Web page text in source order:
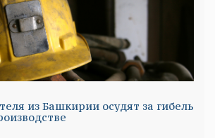
из Башкирии осудят за гибель